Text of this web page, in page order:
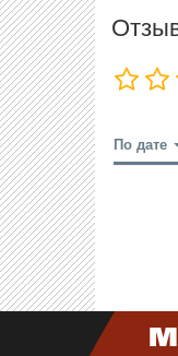
По дате